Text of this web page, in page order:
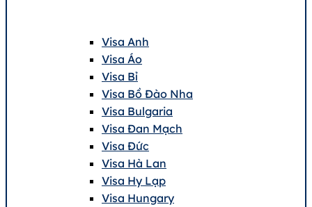
Visa Anh
Visa Áo
Visa Bỉ
Visa Bồ Đào Nha
Visa Bulgaria
Visa Đan Mạch
Visa Đức
Visa Hà Lan
Visa Hy Lạp
Visa Hungary